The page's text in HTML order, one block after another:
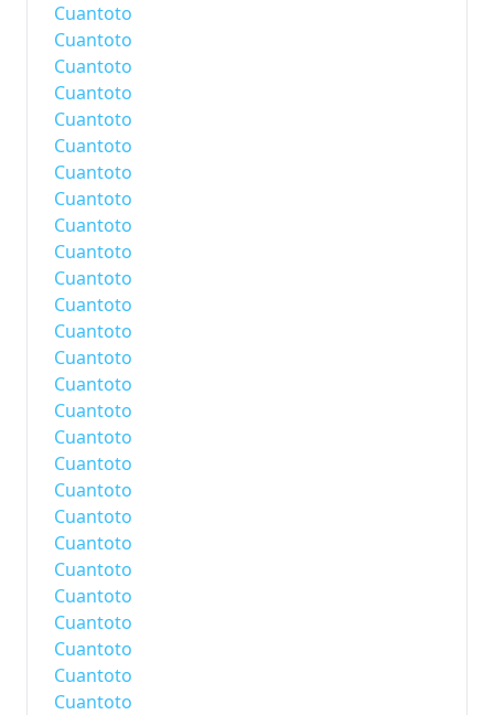
Cuantoto
Cuantoto
Cuantoto
Cuantoto
Cuantoto
Cuantoto
Cuantoto
Cuantoto
Cuantoto
Cuantoto
Cuantoto
Cuantoto
Cuantoto
Cuantoto
Cuantoto
Cuantoto
Cuantoto
Cuantoto
Cuantoto
Cuantoto
Cuantoto
Cuantoto
Cuantoto
Cuantoto
Cuantoto
Cuantoto
Cuantoto